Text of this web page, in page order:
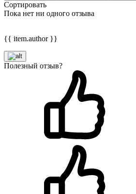
Сортировать
Пока нет ни одного отзыва
{{ item.author }}
Полезный отзыв?